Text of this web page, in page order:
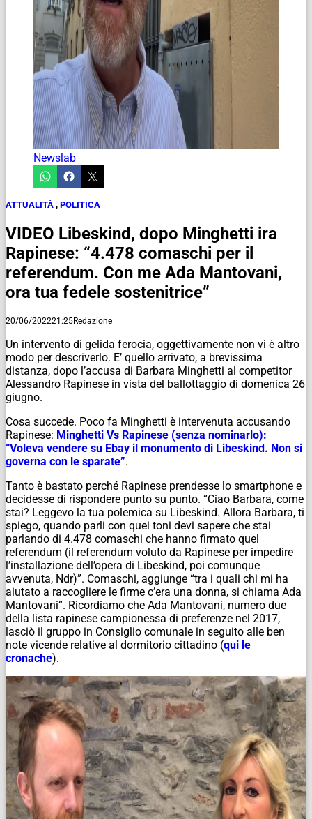
Newslab
ATTUALITÀ , POLITICA
VIDEO Libeskind, dopo Minghetti ira
Rapinese: “4.478 comaschi per il
referendum. Con me Ada Mantovani,
ora tua fedele sostenitrice”
20/06/202221:25Redazione
Un intervento di gelida ferocia, oggettivamente non vi è altro
modo per descriverlo. E’ quello arrivato, a brevissima
distanza, dopo l’accusa di Barbara Minghetti al competitor
Alessandro Rapinese in vista del ballottaggio di domenica 26
giugno.
Cosa succede. Poco fa Minghetti è intervenuta accusando
Rapinese: Minghetti Vs Rapinese (senza nominarlo):
“Voleva vendere su Ebay il monumento di Libeskind. Non si
governa con le sparate”.
Tanto è bastato perché Rapinese prendesse lo smartphone e
decidesse di rispondere punto su punto. “Ciao Barbara, come
stai? Leggevo la tua polemica su Libeskind. Allora Barbara, ti
spiego, quando parli con quei toni devi sapere che stai
parlando di 4.478 comaschi che hanno firmato quel
referendum (il referendum voluto da Rapinese per impedire
l’installazione dell’opera di Libeskind, poi comunque
avvenuta, Ndr)”. Comaschi, aggiunge “tra i quali chi mi ha
aiutato a raccogliere le firme c’era una donna, si chiama Ada
Mantovani”. Ricordiamo che Ada Mantovani, numero due
della lista rapinese campionessa di preferenze nel 2017,
lasciò il gruppo in Consiglio comunale in seguito alle ben
note vicende relative al dormitorio cittadino (qui le
cronache).